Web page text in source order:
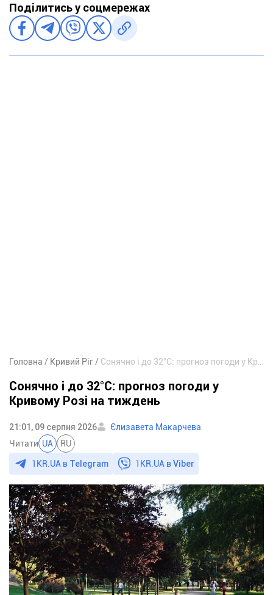
Поділитись у соцмережах
Головна Кривий Ріг
Сонячно і до 32°С: прогноз погоди у
Кривому Розі на тиждень
21:01, 09 серпня 2026
Єлизавета Макарчева
Читати UA RU
1KR.UA в Telegram 1KR.UA вViber